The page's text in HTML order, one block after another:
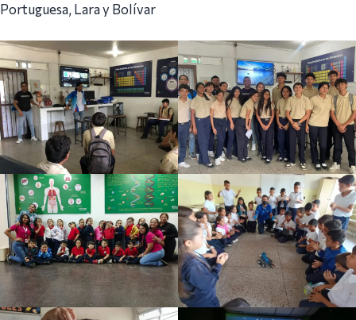
Portuguesa, Lara y Bolívar